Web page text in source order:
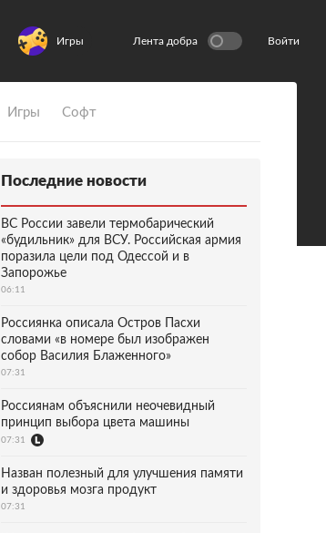
Игры Лента добра Войти
Игры Софт
Последние новости
ВС России завели термобарический
«будильник» для ВСУ. Российская армия
поразила цели под Одессой и в
Запорожье
06:11
Россиянка описала Остров Пасхи
словами «в номере был изображен
собор Василия Блаженного»
07:31
Россиянам объяснили неочевидный
принцип выбора цвета машины
07:31
Назван полезный для улучшения памяти
и здоровья мозга продукт
07:31